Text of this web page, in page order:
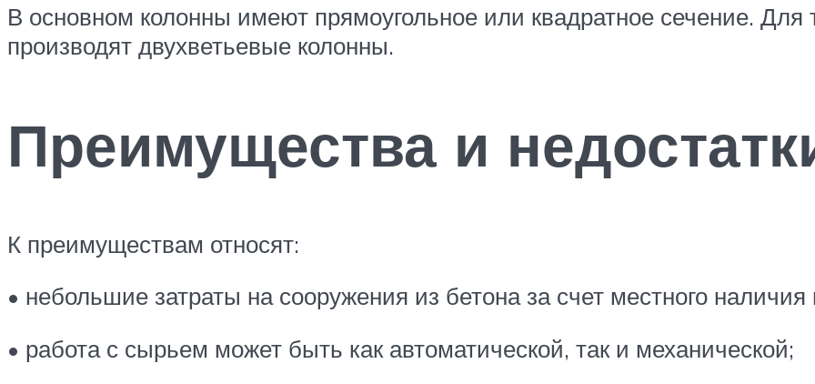
В основном колонны имеют прямоугольное или квадратное сечение. Для
производят двухветьевые колонны.
Преимущества и
К преимуществам относят:
• небольшие затраты на сооружения из бетона за счет местного
• работа с сырьем может быть как автоматической, так и механической;